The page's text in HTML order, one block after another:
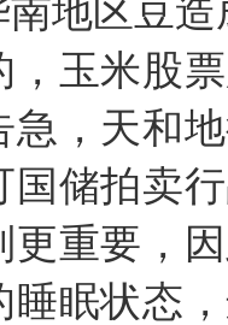
南地区豆
，玉米股
急，天和
国储拍卖
更重要，
睡眠状态